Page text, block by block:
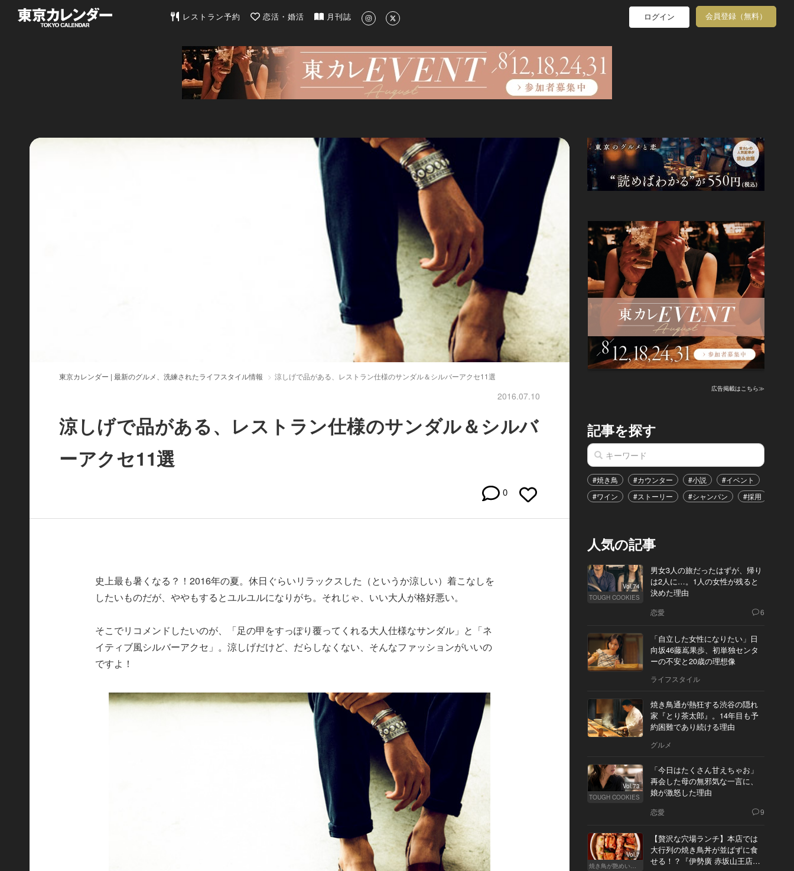
東京カレンダー | 最新のグルメ、洗練されたライフスタイル情報
レストラン予約 恋活・婚活 月刊誌 ログイン 会員登録（無料）
東京カレンダー | 最新のグルメ、洗練されたライフスタイル情報 涼しげで品がある、レストラン仕様のサンダル＆シルバーアクセ11選
2016.07.10
涼しげで品がある、レストラン仕様のサンダル＆シルバ
ーアクセ11選
0
史上最も暑くなる？！2016年の夏。休日ぐらいリラックスした（というか涼しい）着こなしを
したいものだが、ややもするとユルユルになりがち。それじゃ、いい大人が格好悪い。
そこでリコメンドしたいのが、「足の甲をすっぽり覆ってくれる大人仕様なサンダル」と「ネ
イティブ風シルバーアクセ」。涼しげだけど、だらしなくない、そんなファッションがいいの
ですよ！
広告掲載はこちら≫
記事を探す
#焼き鳥 #カウンター #小説 #イベント
#ワイン
#ストーリー #シャンパン #採用
人気の記事
Vol.74
TOUGH COOKIES
男女3人の旅だったはずが、帰り
は2人に…。1人の女性が残ると
決めた理由
恋愛 6
「自立した女性になりたい」日
向坂46藤嶌果歩、初単独センタ
ーの不安と20歳の理想像
ライフスタイル
焼き鳥通が熱狂する渋谷の隠れ
家『とり茶太郎』。14年目も予
約困難であり続ける理由
グルメ
Vol.73
TOUGH COOKIES
「今日はたくさん甘えちゃお」
再会した母の無邪気な一言に、
娘が激怒した理由
恋愛 9
Vol.7
焼き鳥が艶めいてきた
【贅沢な穴場ランチ】本店では
大行列の焼き鳥丼が並ばずに食
せる！？『伊勢廣 赤坂山王店』